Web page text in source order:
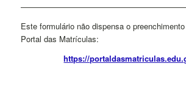
Este formulário não dispensa o
Portal das Matrículas:
https://